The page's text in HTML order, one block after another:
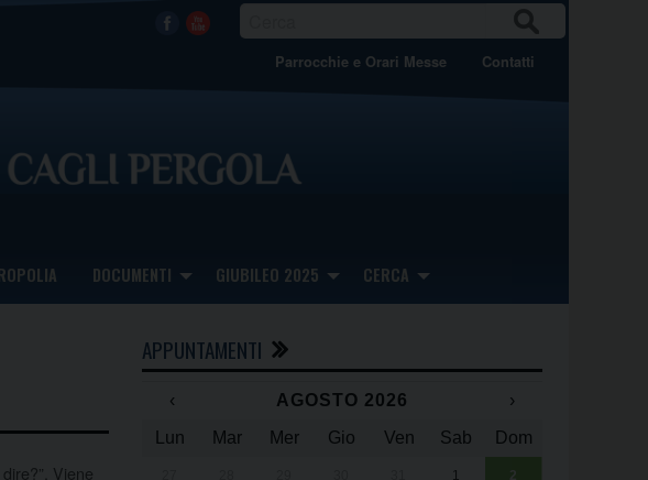
Facebook
Youtube CA
Parrocchie e Orari Messe Contatti
DOCUMENTI GIUBILEO 2025 CERCA
Viene
APPUNTAMENTI
‹ AGOSTO 2026
›
Lun
Mar Mer Gio Ven Sab Dom
1 2